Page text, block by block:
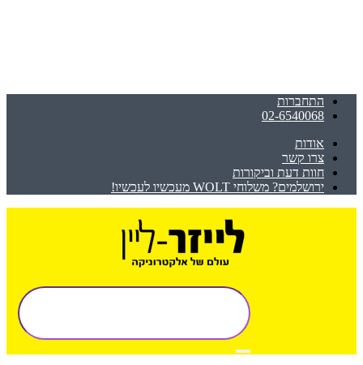
התחברות
02-6540068
אודות
צרו קשר
חוות דעת וביקורות
ירושלמים? משלוחי WOLT מעכשיו לעכשיו!